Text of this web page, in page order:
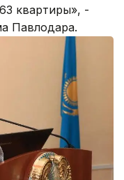
квартиры», -
Павлодара.